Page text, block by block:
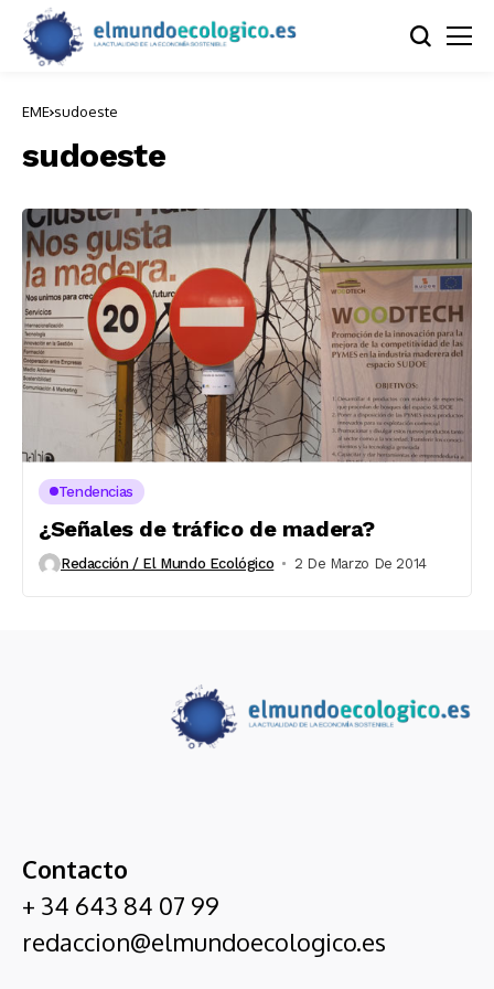
EME sudoeste
sudoeste
Tendencias
¿Señales de tráfico de madera?
Redacción / El Mundo Ecológico 2 De Marzo De 2014
Contacto
+ 34 643 84 07 99
redaccion@elmundoecologico.es